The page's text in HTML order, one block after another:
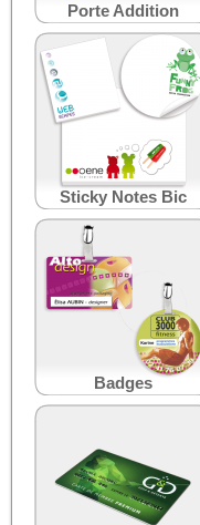
Porte Addition
Sticky Notes Bic
Badges